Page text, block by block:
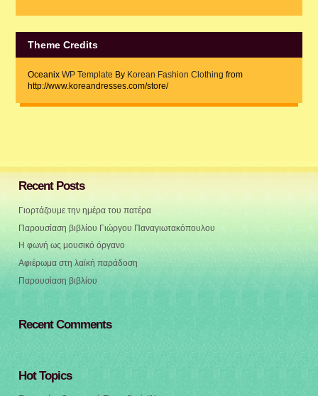
Theme Credits
Oceanix WP Template By Korean Fashion Clothing from
http://www.koreandresses.com/store/
Recent Posts
Γιορτάζουμε την ημέρα του πατέρα
Παρουσίαση βιβλίου Γιώργου Παναγιωτακόπουλου
Η φωνή ως μουσικό όργανο
Αφιέρωμα στη λαϊκή παράδοση
Παρουσίαση βιβλίου
Recent Comments
Hot Topics